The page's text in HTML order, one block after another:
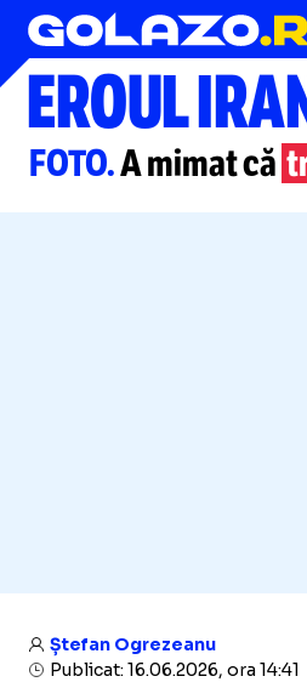
Campionatul Mondial
EROUL
FOTO.A mimat că
Ștefan Ogrezeanu
Publicat: 16.06.2026, ora 14:41